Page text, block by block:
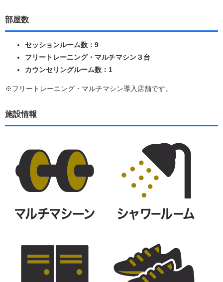
部屋数
セッションルーム数：9
フリートレーニング・マルチマシン３台
カウンセリングルーム数：1
※フリートレーニング・マルチマシン導入店舗です。
施設情報